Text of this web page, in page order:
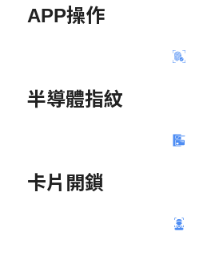
APP操作
半導體指紋
卡片開鎖